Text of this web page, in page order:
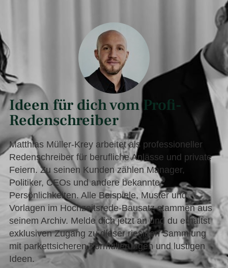
Ideen für dich vom Profi-
Redenschreiber
Matthias Müller-Krey arbeitet als professioneller
Redenschreiber für berufliche Anlässe und private
Feiern. Zu seinen Kunden zählen Manager,
Politiker, CEOs und andere bekannte
Persönlichkeiten. Alle Beispiele, Muster und
Vorlagen im Hochzeitsrede-Bausatz stammen aus
seinem Archiv. Melde dich jetzt an und du erhältst
exklusiven Zugang zu dieser riesigen Sammlung
mit parkettsicheren Formulierungen und lustigen
Ideen.